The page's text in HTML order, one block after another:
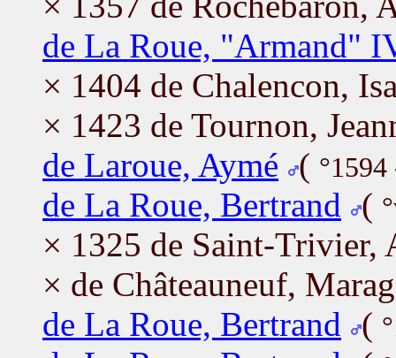
de La Roue, "Armand"
× 1404 de Chalencon,
× 1423 de Tournon,
de Laroue, Aymé (
de La Roue, Bertrand (
× 1325 de Saint-Trivier,
× de Châteauneuf,
de La Roue, Bertrand
(